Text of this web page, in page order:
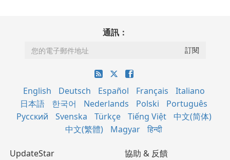
通訊：
English Deutsch Español Français
Italiano
日本語
한국어 Nederlands Polski
Português
Русский
Svenska Türkçe Tiếng Việt
中文(简体)
中文(繁體)
Magyar हिन्दी
UpdateStar
協助 & 反饋